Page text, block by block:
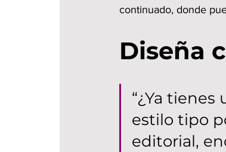
continuado, donde
Diseña
“¿Ya
estilo tipo
editorial,